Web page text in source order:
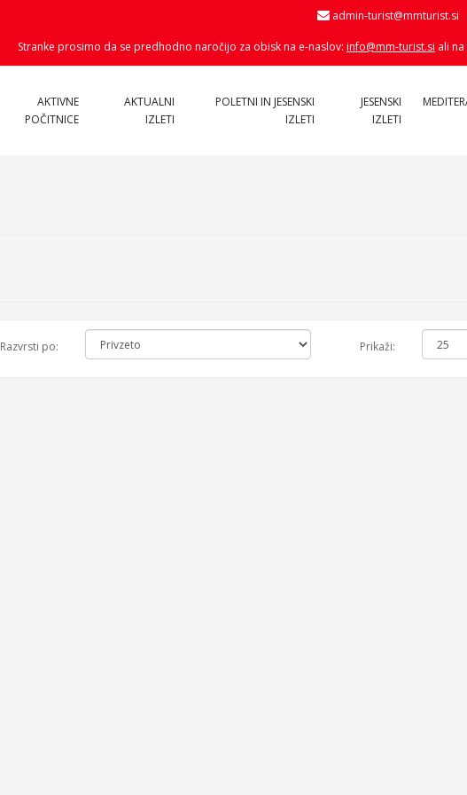
admin-turist@mmturist.si
Stranke prosimo da se predhodno naročijo za obisk na e-naslov: info@mm-turist.si ali
AKTIVNE
POČITNICE
AKTUALNI
IZLETI
POLETNI IN JESENSKI
IZLETI
JESENSKI
IZLETI
Razvrsti po: Prikaži: